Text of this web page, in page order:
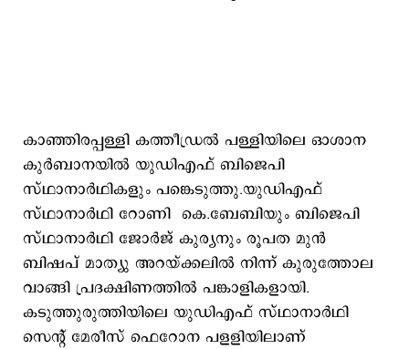
കാഞ്ഞിരപ്പള്ളി കത്തീഡ്രൽ പള്ളിയിലെ ഓശാന
കുർബാനയിൽ യുഡിഎഫ് ബിജെപി
സ്ഥാനാർഥികളും പങ്കെടുത്തു.യുഡിഎഫ്
സ്ഥാനാർഥി റോണി കെ.ബേബിയും ബിജെപി
സ്ഥാനാർഥി ജോർജ് കുര്യനും രൂപത മുൻ
ബിഷപ് മാത്യു അറയ്ക്കലില്‍ നിന്ന് കുരുത്തോല
വാങ്ങി പ്രദക്ഷിണത്തിൽ പങ്കാളികളായി.
കടുത്തുരുത്തിയിലെ യുഡിഎഫ് സ്ഥാനാര്‍ഥി
സെന്‍റ് മേരീസ് ഫെറോന പളളിയിലാണ്